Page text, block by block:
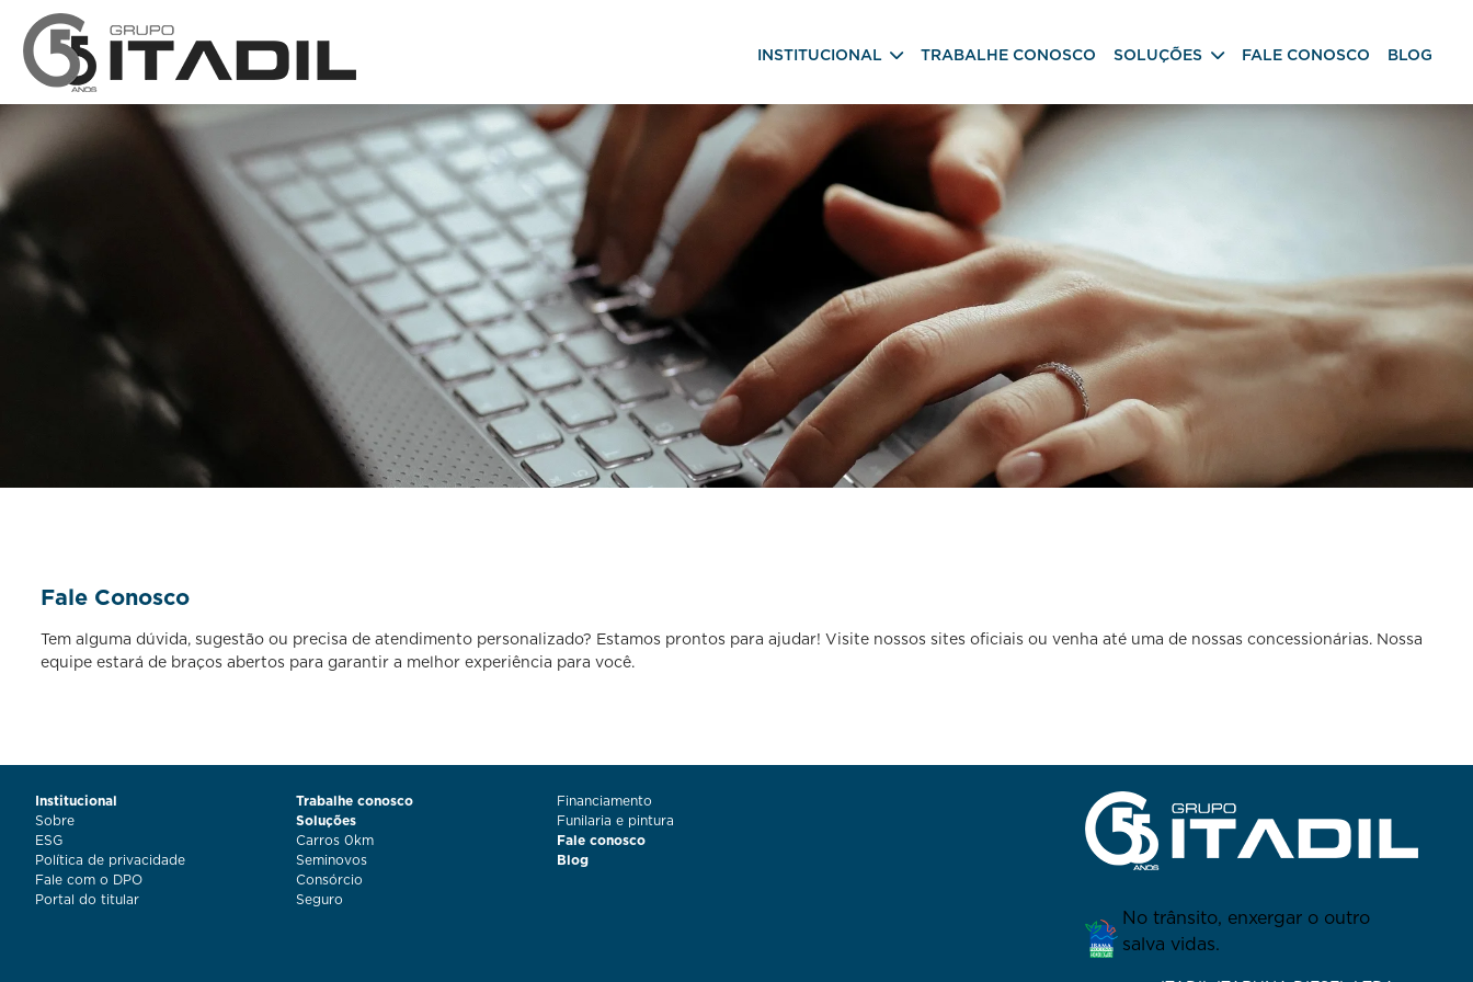
INSTITUCIONAL TRABALHE CONOSCO SOLUÇÕES FALE CONOSCO BLOG
Fale Conosco
Tem alguma dúvida, sugestão ou precisa de atendimento personalizado? Estamos prontos para ajudar! Visite nossos sites oficiais ou venha até uma de nossas concessionárias. Nossa
equipe estará de braços abertos para garantir a melhor experiência para você.
No trânsito, enxergar o outro
salva vidas.
Institucional
Sobre
ESG
Política de privacidade
Fale com o DPO
Portal do titular
Trabalhe conosco
Soluções
Carros 0km
Seminovos
Consórcio
Seguro
Financiamento
Funilaria e pintura
Fale conosco
Blog